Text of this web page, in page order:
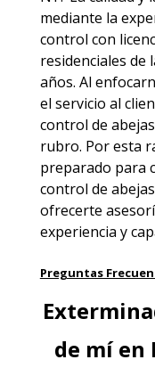
mediante la
control con
residenciales de
años. Al
el servicio al
control de
rubro. Por esta
preparado para
control de
ofrecerte
experiencia y
Preguntas
de mí en